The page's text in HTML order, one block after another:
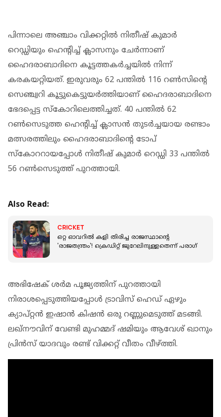
പിന്നാലെ അഞ്ചാം വിക്കറ്റില്‍ നിതീഷ് കുമാര്‍
റെഡ്ഡിയും ഹെന്‍റിച്ച് ക്ലാസനും ചേര്‍ന്നാണ്
ഹൈദരാബാദിനെ കൂട്ടത്തകർച്ചയിൽ നിന്ന്
കരകയറ്റിയത്. ഇരുവരും 62 പന്തില്‍ 116 റണ്‍സിന്‍റെ
സെഞ്ച്വറി കൂട്ടുകെട്ടുയര്‍ത്തിയാണ് ഹൈദരാബാദിനെ
ഭേദപ്പെട്ട സ്കോറിലെത്തിച്ചത്. 40 പന്തില്‍ 62
റണ്‍സെടുത്ത ഹെന്‍റിച്ച് ക്ലാസന്‍ തുടര്‍ച്ചയായ രണ്ടാം
മത്സരത്തിലും ഹൈദരാബാദിന്‍റെ ടോപ്
സ്കോററായപ്പോള്‍ നിതീഷ് കുമാര്‍ റെഡ്ഡി 33 പന്തില്‍
56 റണ്‍സെടുത്ത് പുറത്തായി.
Also Read:
CRICKET
ഒറ്റ ഓവറില്‍ കളി തിരിച്ച രാജസ്ഥാന്റെ
'രാജതന്ത്രം'! ക്രെഡിറ്റ് ജുറേലിനുള്ളതെന്ന് പരാഗ്‌
അഭിഷേക് ശര്‍മ പൂജ്യത്തിന് പുറത്തായി
നിരാശപ്പെടുത്തിയപ്പോള്‍ ട്രാവിസ് ഹെഡ് ഏഴും
ക്യാപ്റ്റൻ ഇഷാന്‍ കിഷന്‍ ഒരു റണ്ണുമെടുത്ത് മടങ്ങി.
ലഖ്നൗവിന് വേണ്ടി മുഹമ്മദ് ഷമിയും ആവേശ് ഖാനും
പ്രിന്‍സ് യാദവും രണ്ട് വിക്കറ്റ് വീതം വീഴ്ത്തി.